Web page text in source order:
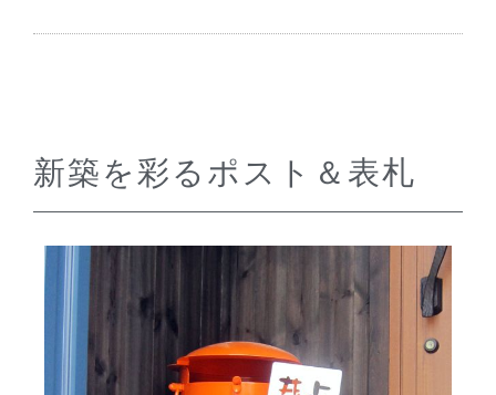
新築を彩るポスト＆表札